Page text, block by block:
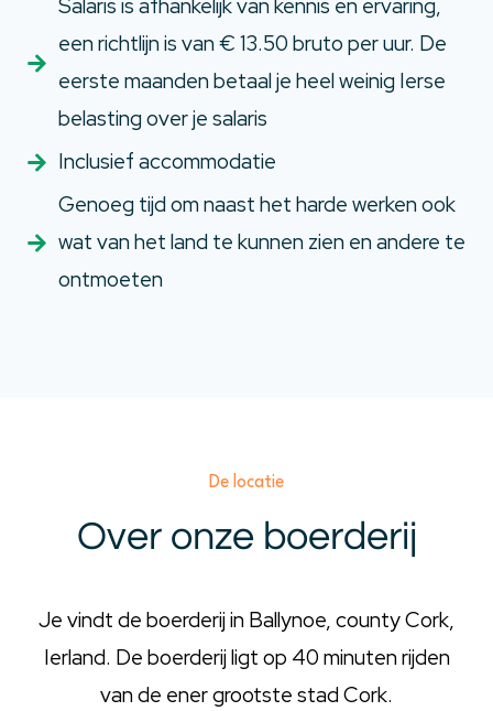
Salaris is afhankelijk van kennis en ervaring,
een richtlijn is van € 13.50 bruto per uur. De
eerste maanden betaal je heel weinig Ierse
belasting over je salaris
Inclusief accommodatie
Genoeg tijd om naast het harde werken ook
wat van het land te kunnen zien en andere te
ontmoeten
De locatie
Over onze boerderij
Je vindt de boerderij in Ballynoe, county Cork,
Ierland. De boerderij ligt op 40 minuten rijden
van de ener grootste stad Cork.